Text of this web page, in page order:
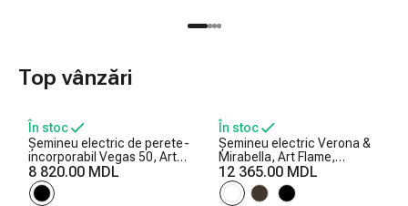
Top vânzări
În stoc
Șemineu electric de perete-
incorporabil Vegas 50, Art
Flame, 457x1270x126 mm,
1500W, 10 culori ale
flăcărilor, Termostat,
8 820.00 MDL
În stoc
Șemineu electric Verona &
Mirabella, Art Flame,
1125x1200x310 mm,
1950W, Efect trosnet de
lemne, 5 niveluri ale
12 365.00 MDL